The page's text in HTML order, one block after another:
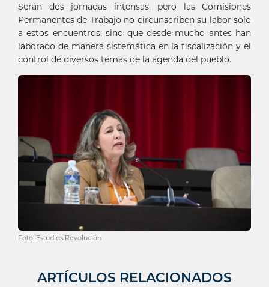
Serán dos jornadas intensas, pero las Comisiones
Permanentes de Trabajo no circunscriben su labor solo
a estos encuentros; sino que desde mucho antes han
laborado de manera sistemática en la fiscalización y el
control de diversos temas de la agenda del pueblo.
Foto: Estudios Revolución
ARTÍCULOS RELACIONADOS